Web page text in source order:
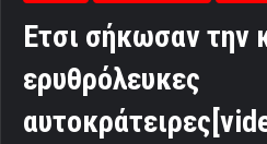
Ετσι σήκωσαν την
ερυθρόλευκες